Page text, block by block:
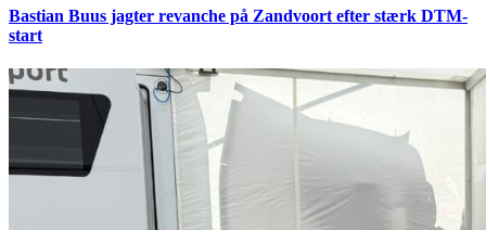
Bastian Buus jagter revanche på Zandvoort efter stærk DTM-
start